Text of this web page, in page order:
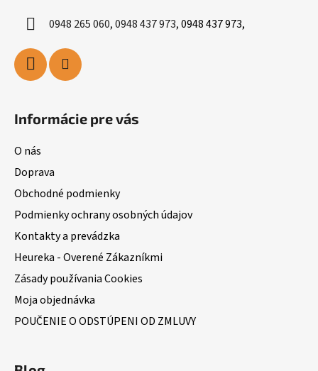
0948 265 060, 0948 437 973,0948 437 973,
Informácie pre vás
O nás
Doprava
Obchodné podmienky
Podmienky ochrany osobných údajov
Kontakty a prevádzka
Heureka - Overené Zákazníkmi
Zásady používania Cookies
Moja objednávka
POUČENIE O ODSTÚPENI OD ZMLUVY